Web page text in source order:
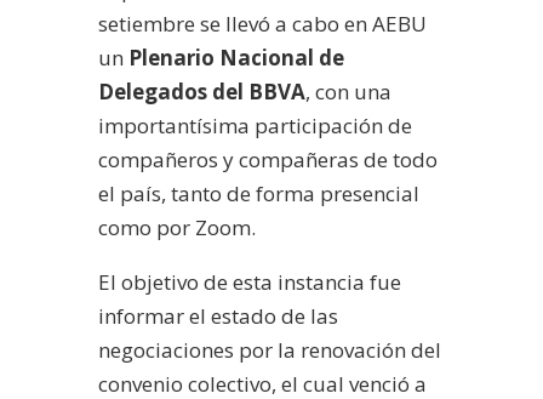
setiembre se llevó a cabo en AEBU
un Plenario Nacional de
Delegados del BBVA, con una
importantísima participación de
compañeros y compañeras de todo
el país, tanto de forma presencial
como por Zoom.
El objetivo de esta instancia fue
informar el estado de las
negociaciones por la renovación del
convenio colectivo, el cual venció a